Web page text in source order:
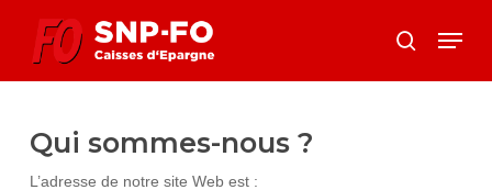
search
Menu
Qui sommes-nous ?
L’adresse de notre site Web est :